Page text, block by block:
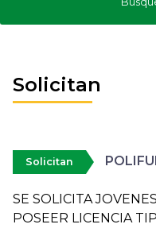
Solicitan
Solicitan
SE SOLICITA
POSEER LICENCIA